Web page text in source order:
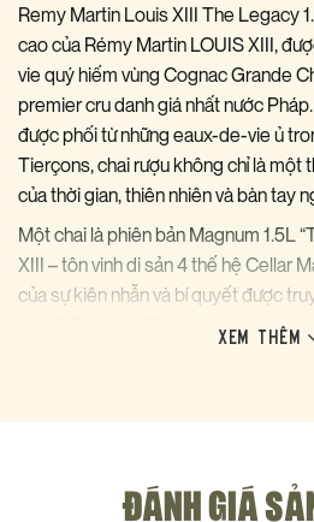
Remy Martin Louis XIII The Legacy
cao của Rémy Martin LOUIS XIII,
vie quý hiếm vùng Cognac Grande
premier cru danh giá nhất nước
được phối từ những eaux-de-vie ủ
Tierçons, chai rượu không chỉ là một
của thời gian, thiên nhiên và bàn tay
Một chai là phiên bản Magnum 1.5L
XIII – tôn vinh di sản 4 thế hệ Cellar
của sự kiên nhẫn và bí quyết được
pha lê Baccarat Magnum thủ công,
nghiệm giác quan phong phú và đa
XEM THÊM
ĐÁNH GIÁ